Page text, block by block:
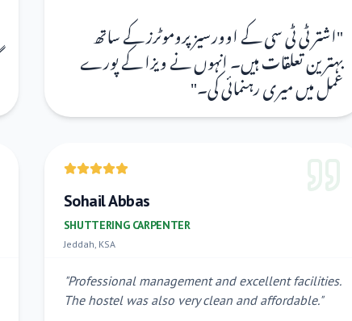
"اشتر ٹی ٹی سی کے اوورسیز پروموٹرز کے ساتھ
بہترین تعلقات ہیں۔ انہوں نے ویزا کے پورے
عمل میں میری رہنمائی کی۔"
Sohail Abbas
SHUTTERING CARPENTER
Jeddah, KSA
"Professional management and excellent facilities.
The hostel was also very clean and affordable."